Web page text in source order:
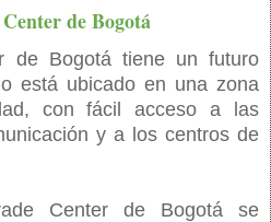
de Bogotá
de Bogotá tiene un futuro
está ubicado en una zona
con fácil acceso a las
y a los centros de
Center de Bogotá se